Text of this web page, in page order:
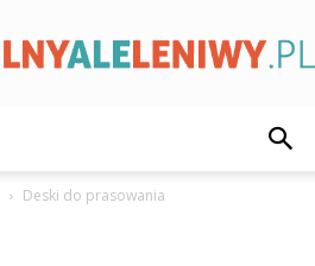
Deski do prasowania